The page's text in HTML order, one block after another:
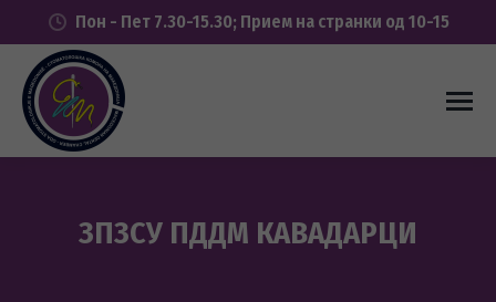
Пон - Пет 7.30-15.30; Прием на странки од 10-15
ЗПЗСУ ПДДМ КАВАДАРЦИ